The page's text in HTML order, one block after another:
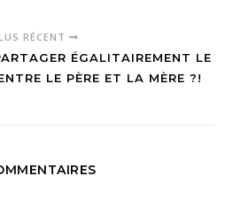
RÉCENT
ÉGALITAIREMENT LE
LE PÈRE ET LA MÈRE ?!